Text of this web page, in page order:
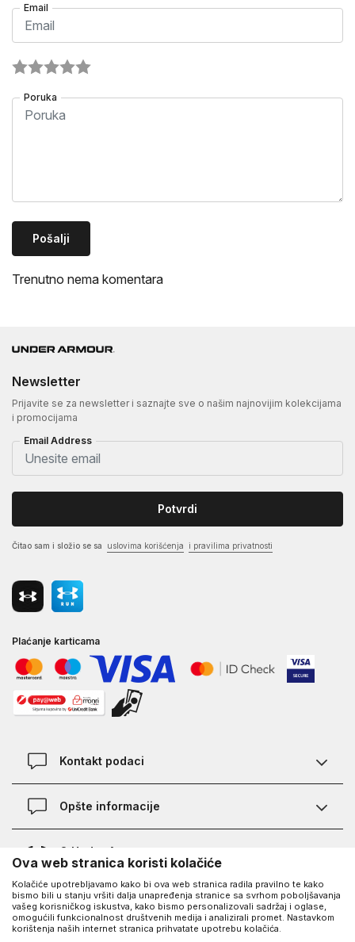
Email
Poruka
Pošalji
Trenutno nema komentara
Newsletter
Prijavite se za newsletter i saznajte sve o našim najnovijim kolekcijama
i promocijama
Email Address
Potvrdi
Čitao sam i složio se sa uslovima korišćenja i pravilima privatnosti
Plaćanje karticama
Kontakt podaci
Kontakt
Opšte informacije
Provjera statusa porudžbine
Najčešća pitanja
Kako kupiti
O Under Armour-u
O nama - priča o UA
Saznajte više o UA
Karijera
UA Social
Facebook
Ova web stranica koristi kolačiće
Kolačiće upotrebljavamo kako bi ova web stranica radila pravilno te kako
bismo bili u stanju vršiti dalja unapređenja stranice sa svrhom poboljšavanja
vašeg korisničkog iskustva, kako bismo personalizovali sadržaj i oglase,
omogućili funkcionalnost društvenih medija i analizirali promet. Nastavkom
korištenja naših internet stranica prihvatate upotrebu kolačića.